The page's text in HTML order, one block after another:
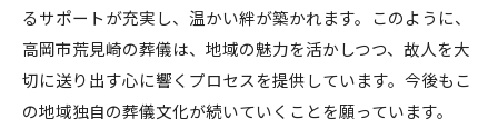
るサポートが充実し、温かい絆が築かれます。このように、
高岡市荒見崎の葬儀は、地域の魅力を活かしつつ、故人を大
切に送り出す心に響くプロセスを提供しています。今後もこ
の地域独自の葬儀文化が続いていくことを願っています。